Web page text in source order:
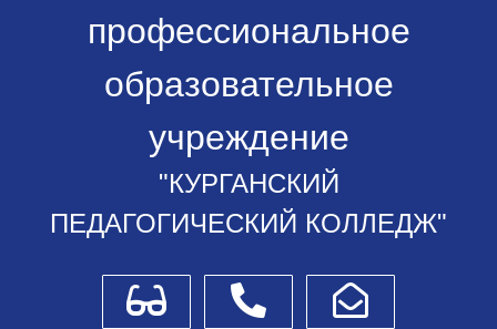
профессиональное
образовательное
учреждение
"КУРГАНСКИЙ
ПЕДАГОГИЧЕСКИЙ КОЛЛЕДЖ"
Для слабовидящихТелефоныНаписать обращение